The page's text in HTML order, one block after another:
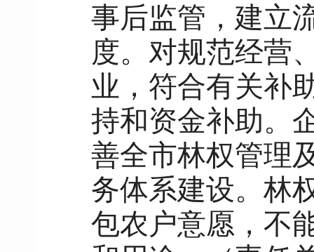
事后监管，建立
度。对规范经营
业，符合有关补
持和资金补助。
善全市林权管理
务体系建设。林
包农户意愿，不